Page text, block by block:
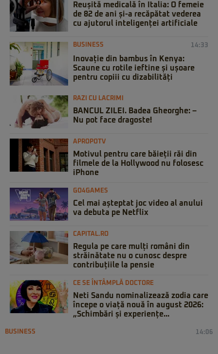
Reușită medicală în Italia: O femeie
de 82 de ani și-a recăpătat vederea
cu ajutorul inteligenței artificiale
BUSINESS 14:33
Inovație din bambus în Kenya:
Scaune cu rotile ieftine și ușoare
pentru copiii cu dizabilități
RAZI CU LACRIMI
BANCUL ZILEI. Badea Gheorghe: –
Nu pot face dragoste!
APROPOTV
Motivul pentru care băieții răi din
filmele de la Hollywood nu folosesc
iPhone
GO4GAMES
Cel mai așteptat joc video al anului
va debuta pe Netflix
CAPITAL.RO
Regula pe care mulți români din
străinătate nu o cunosc despre
contribuțiile la pensie
CE SE ÎNTÂMPLĂ DOCTORE
Neti Sandu nominalizează zodia care
începe o viață nouă în august 2026:
„Schimbări și experiențe...
BUSINESS 14:06